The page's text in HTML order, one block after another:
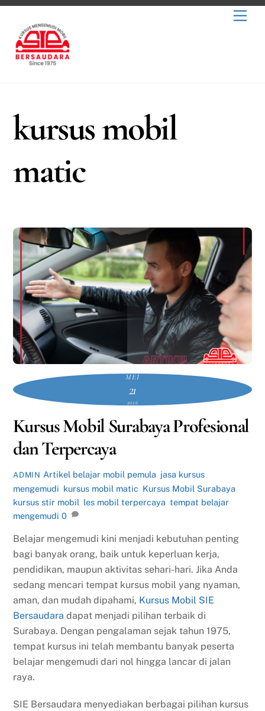
Skip
content
kursus mobil
matic
MEI
21
2026
Kursus Mobil Surabaya Profesional
dan Terpercaya
ADMIN Artikel belajar mobil pemula jasa kursus
mengemudi kursus mobil matic Kursus Mobil Surabaya
kursus stir mobil les mobil terpercaya ,tempat belajar
mengemudi 0
Belajar mengemudi kini menjadi kebutuhan penting
bagi banyak orang, baik untuk keperluan kerja,
pendidikan, maupun aktivitas sehari-hari. Jika Anda
sedang mencari tempat kursus mobil yang nyaman,
aman, dan mudah dipahami, Kursus Mobil SIE
Bersaudara dapat menjadi pilihan terbaik di
Surabaya. Dengan pengalaman sejak tahun 1975,
tempat kursus ini telah membantu banyak peserta
belajar mengemudi dari nol hingga lancar di jalan
raya.
SIE Bersaudara menyediakan berbagai pilihan kursus